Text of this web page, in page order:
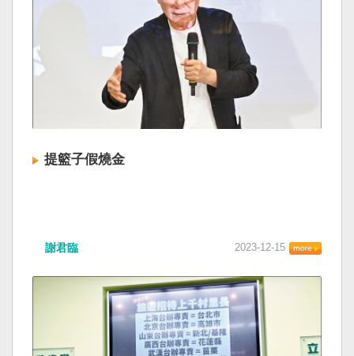
提籃子假燒金
謝君臨 2023-12-15